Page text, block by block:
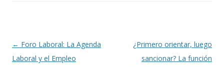
k r
Navegación
de
← Foro Laboral: La Agenda
Laboral y el Empleo
¿Primero orientar, luego
sancionar? La función